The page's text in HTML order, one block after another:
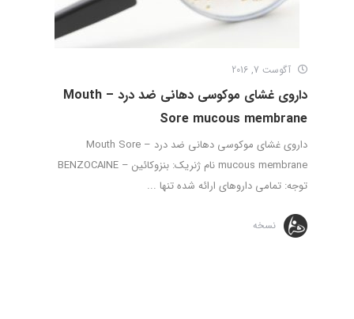
آگوست 7, 2016
داروی غشای موکوسی دهانی ضد درد – Mouth
Sore mucous membrane
داروی غشای موکوسی دهانی ضد درد – Mouth Sore
mucous membrane نام ژنریک: بنزوکائین – BENZOCAINE
توجه: تمامی داروهای ارائه شده تنها ...
نسخه